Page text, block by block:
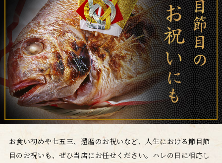
お食い初めや七五三、還暦のお祝いなど、人生における節目節
目のお祝いも、ぜひ当店にお任せください。ハレの日に相応し